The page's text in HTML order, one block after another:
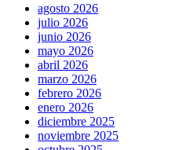
agosto 2026
julio 2026
junio 2026
mayo 2026
abril 2026
marzo 2026
febrero 2026
enero 2026
diciembre 2025
noviembre 2025